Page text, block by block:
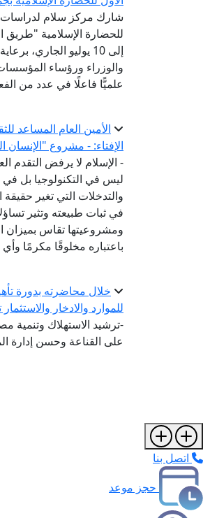
شارك مركز سلام لدراسات
إلى 10 يوليو
والوزراء ورؤساء
علميًّا فاعلًا في عدد من
الأمين العام المساعد
الإفتاء: - مشروع "الإنسان
- الإسلام لا يرفض التقدم
ليس في التكنولوجيا بل في
والتدخلات التي تغير
في ثبات طبيعته وتثير
ومشروعيتها تقاس بميزان
باعتباره مخلوقًا مكرمًا
خلال محاضرته بدورة
للموارد والادخار
-ترشيد الاستهلاك وتنمية
على القناعة وحسن إدارة
اتصل بنا
حجز موعد